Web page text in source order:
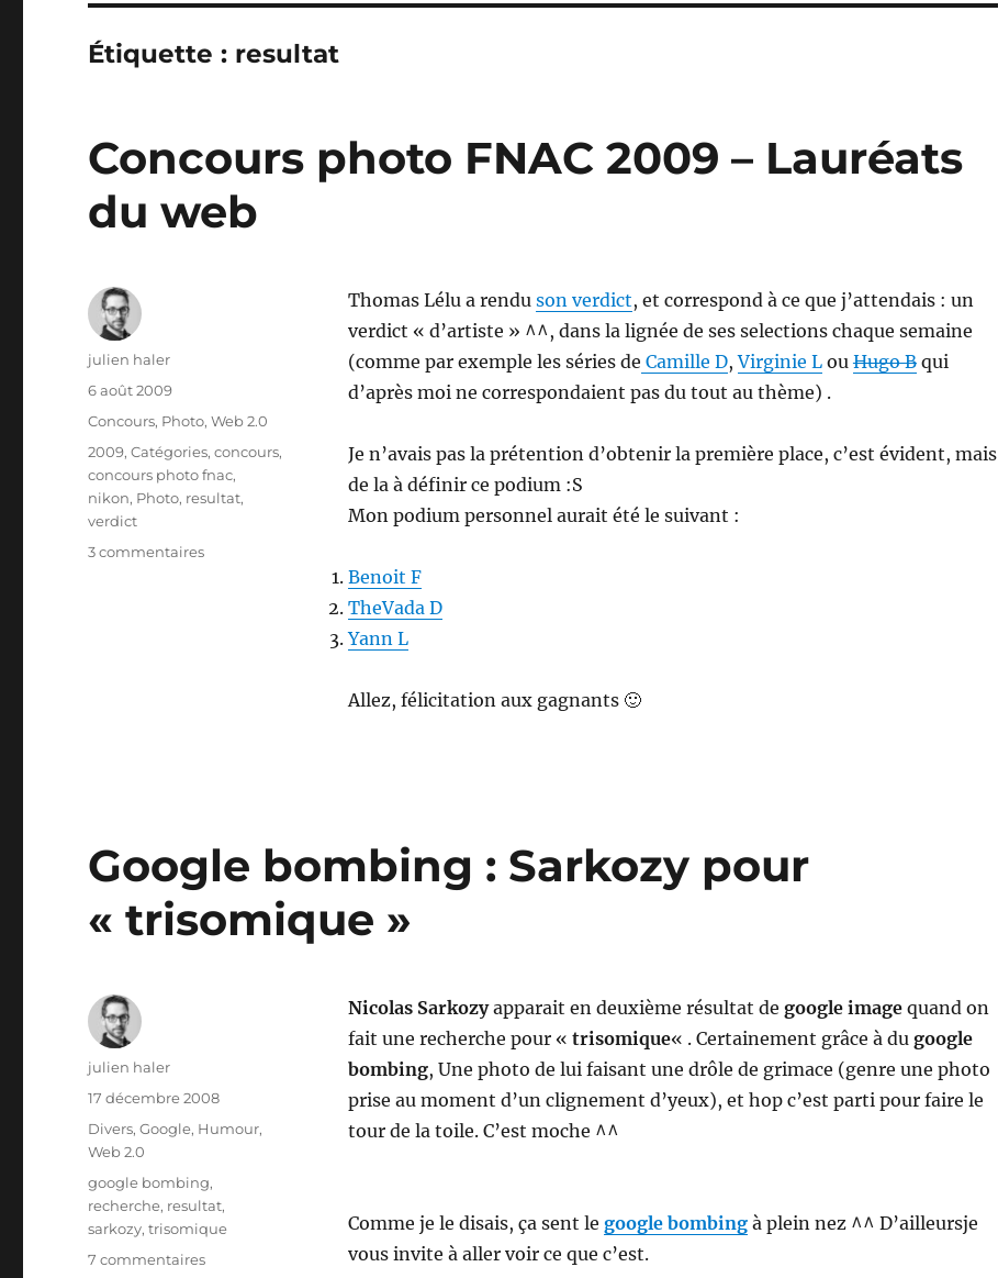
Étiquette : resultat
Concours photo FNAC 2009 – Lauréats
du web
Thomas Lélu a rendu son verdict, et correspond à ce que j’attendais : un
verdict « d’artiste » ^^, dans la lignée de ses selections chaque semaine
(comme par exemple les séries de Camille D,Virginie Lou Hugo Bqui
d’après moi ne correspondaient pas du tout au thème) .
Je n’avais pas la prétention d’obtenir la première place, c’est évident, mais
de la à définir ce podium :S
Mon podium personnel aurait été le suivant :
Benoit F
TheVada D
Yann L
Allez, félicitation aux gagnants 🙂
Auteur
julien haler
Publié
6 août 2009
Catégories
Concours, Photo,Web 2.0
Étiquettes
2009,Catégories,concours,
concours photo fnac,
nikon, Photo, resultat,
verdict
3 commentairessur
Google bombing : Sarkozy pour
« trisomique »
Nicolas Sarkozyapparait en deuxième résultat de google imagequand on
fait une recherche pour « trisomique« . Certainement grâce à du google
bombing, Une photo de lui faisant une drôle de grimace (genre une photo
prise au moment d’un clignement d’yeux), et hop c’est parti pour faire le
tour de la toile. C’est moche ^^
Comme je le disais, ça sent le google bombingà plein nez ^^ D’ailleursje
vous invite à aller voir ce que c’est.
Auteur
julien haler
Publié
17 décembre 2008
Catégories
Divers,Google, Humour,
Web 2.0
Étiquettes
google bombing,
recherche, resultat,
sarkozy,trisomique
7 commentairessur